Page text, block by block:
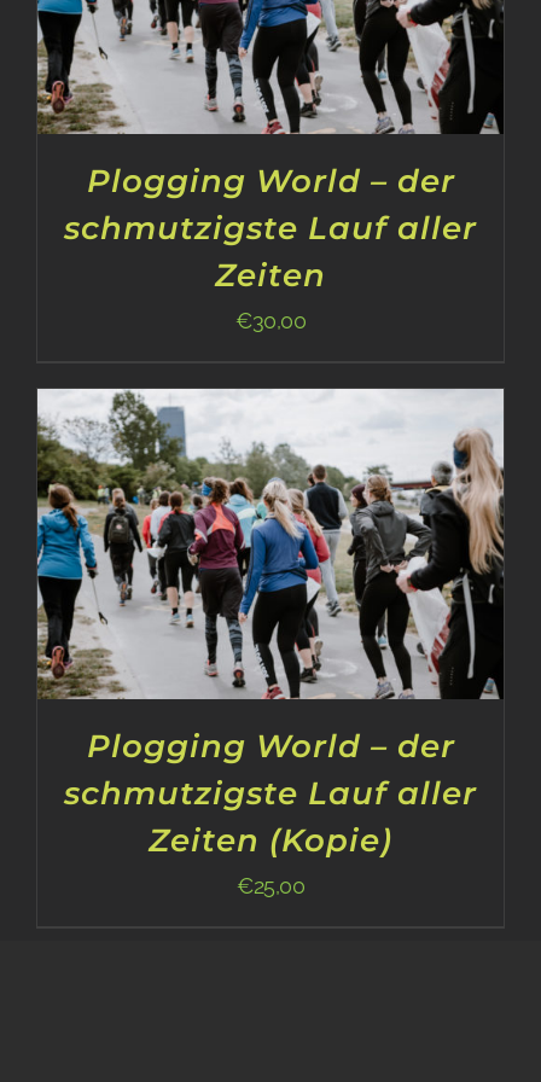
Plogging World – der
schmutzigste Lauf aller
Zeiten
€30,00
Plogging World – der
schmutzigste Lauf aller
Zeiten (Kopie)
€25,00